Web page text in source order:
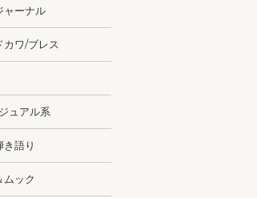
ャーナル
カワ/ブレス
ュアル系
語り
ムック